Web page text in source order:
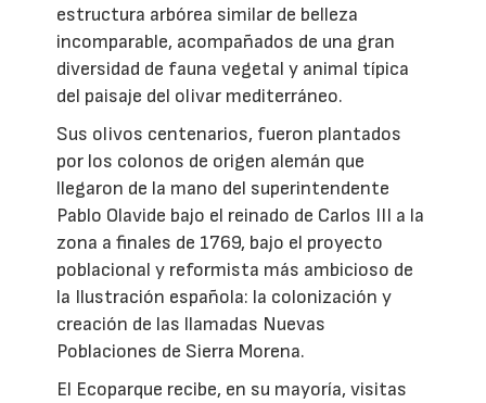
estructura arbórea similar de belleza
incomparable, acompañados de una gran
diversidad de fauna vegetal y animal típica
del paisaje del olivar mediterráneo.
Sus olivos centenarios, fueron plantados
por los colonos de origen alemán que
llegaron de la mano del superintendente
Pablo Olavide bajo el reinado de Carlos III a la
zona a finales de 1769, bajo el proyecto
poblacional y reformista más ambicioso de
la Ilustración española: la colonización y
creación de las llamadas Nuevas
Poblaciones de Sierra Morena.
El Ecoparque recibe, en su mayoría, visitas